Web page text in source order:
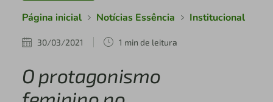
Página inicial Notícias Essência Institucional
30/03/2021 1 min de leitura
O protagonismo